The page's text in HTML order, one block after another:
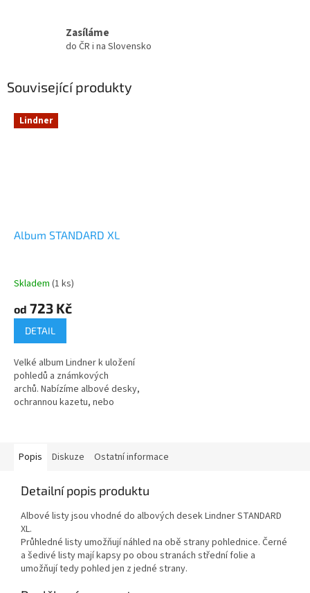
Zasíláme
do ČR i na Slovensko
Související produkty
Lindner
Album STANDARD XL
Skladem (1 ks)
od 723 Kč
DETAIL
Velké album Lindner k uložení
pohledů a známkových
archů. Nabízíme albové desky,
ochrannou kazetu, nebo
Popis Diskuze Ostatní informace
Detailní popis produktu
Albové listy jsou vhodné do albových desek Lindner STANDARD
XL.
Průhledné listy umožňují náhled na obě strany pohlednice. Černé
a šedivé listy mají kapsy po obou stranách střední folie a
umožňují tedy pohled jen z jedné strany.